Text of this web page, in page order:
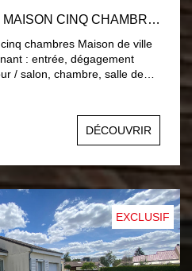
LA FERTE BERNARD, MAISON CINQ CHAMBRES
Maison de ville
: entrée, dégagement
/ salon, chambre, salle de
central gaz de ville.
Jardin 649 m²
DÉCOUVRIR
EXCLUSIF